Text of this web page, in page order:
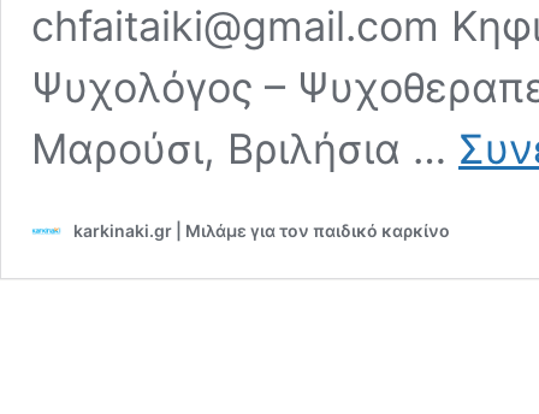
chfaitaiki@gmail.com
Ψυχολόγος –
Μαρούσι, Βριλήσια …
karkinaki.gr | Μιλάμε για τον παιδικό καρκίνο